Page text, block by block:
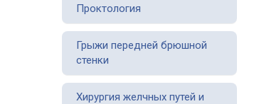
Проктология
Грыжи передней брюшной
стенки
Хирургия желчных путей и